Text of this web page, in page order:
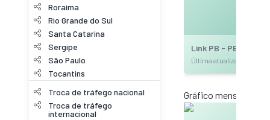
Roraima
Rio Grande do Sul
Santa Catarina
Sergipe
São Paulo
Tocantins
Troca de tráfego nacional
Troca de tráfego
internacional
Link PB - PB_JPA
Última atualização:
Gráfico mensal